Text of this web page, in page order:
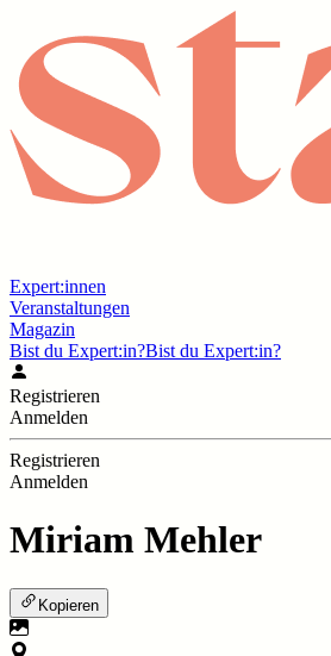
Expert:innen
Veranstaltungen
Magazin
Bist du Expert:in?Bist du Expert:in?
Registrieren
Anmelden
Registrieren
Anmelden
Miriam Mehler
Kopieren